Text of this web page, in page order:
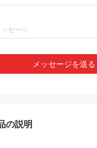
メッセージを送る
の説明